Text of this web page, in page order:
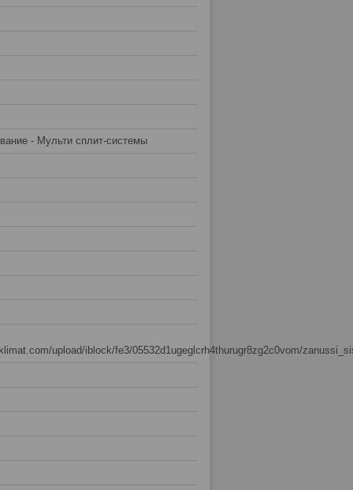
- Мульти сплит-системы
upload/iblock/fe3/05532d1ugeglcrh4thurugr8zg2c0vom/